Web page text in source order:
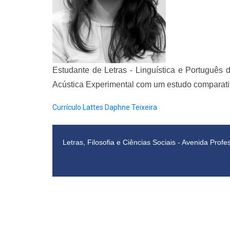
Estudante de Letras - Linguística e
Acústica Experimental com um estudo
Currículo Lattes Daphne Teixeira
Letras, Filosofia e Ciências Sociais - Avenida